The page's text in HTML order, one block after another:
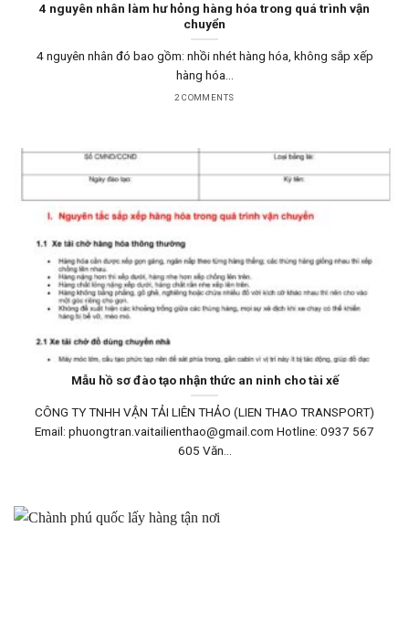
4 nguyên nhân làm hư hỏng hàng hóa trong quá trình vận
chuyển
4 nguyên nhân đó bao gồm: nhồi nhét hàng hóa, không sắp xếp
hàng hóa...
2 COMMENTS
Mẫu hồ sơ đào tạo nhận thức an ninh cho tài xế
CÔNG TY TNHH VẬN TẢI LIÊN THẢO (LIEN THAO TRANSPORT)
Email: phuongtran.vaitailienthao@gmail.com Hotline: 0937 567
605 Văn...